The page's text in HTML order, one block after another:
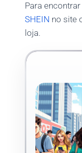
Para
SHEIN no site
loja.